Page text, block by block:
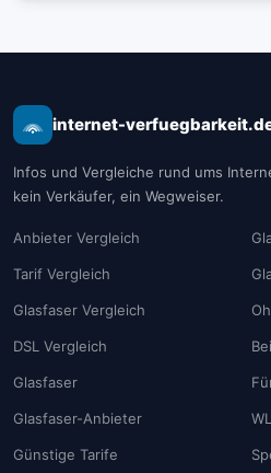
internet-
Infos und Vergleiche rund ums
kein Verkäufer, ein Wegweiser.
Anbieter Vergleich
Tarif Vergleich
Glasfaser Vergleich
DSL Vergleich
Glasfaser
Glasfaser-Anbieter
Günstige Tarife